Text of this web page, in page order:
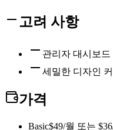
고려 사항
관리자 대시보
세밀한 디자인
가격
Basic$49/월 또는